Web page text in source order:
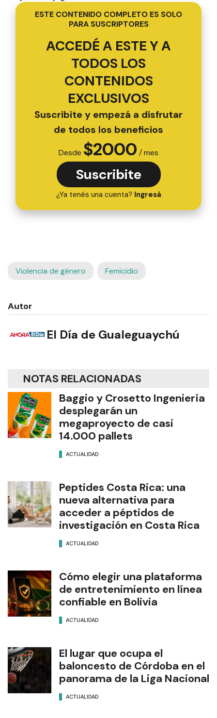
ESTE CONTENIDO COMPLETO ES SOLO
PARA SUSCRIPTORES
ACCEDÉ A ESTE Y A
TODOS LOS
CONTENIDOS
EXCLUSIVOS
Suscribite y empezá a disfrutar
de todos los beneficios
Desde $2000 / mes
Suscribite
¿Ya tenés una cuenta? Ingresá
Violencia de género Femicidio
Autor
El Día de Gualeguaychú
NOTAS RELACIONADAS
Baggio y Crosetto Ingeniería
desplegarán un
megaproyecto de casi
14.000 pallets
ACTUALIDAD
Peptides Costa Rica: una
nueva alternativa para
acceder a péptidos de
investigación en Costa Rica
ACTUALIDAD
Cómo elegir una plataforma
de entretenimiento en línea
confiable en Bolivia
ACTUALIDAD
El lugar que ocupa el
baloncesto de Córdoba en el
panorama de la Liga Nacional
ACTUALIDAD